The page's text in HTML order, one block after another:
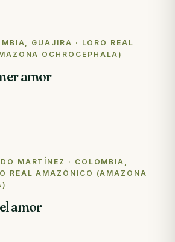
GUAJIRA · LORO REAL
OCHROCEPHALA)
amor
MARTÍNEZ · COLOMBIA,
REAL AMAZÓNICO (AMAZONA
amor